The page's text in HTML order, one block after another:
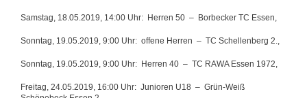
Samstag, 18.05.2019, 14:00 Uhr: Herren 50 – Borbecker TC Essen,
Sonntag, 19.05.2019, 9:00 Uhr: offene Herren – TC Schellenberg 2.,
Sonntag, 19.05.2019, 9:00 Uhr: Herren 40 – TC RAWA Essen 1972,
Freitag, 24.05.2019, 16:00 Uhr: Junioren U18 – Grün-Weiß